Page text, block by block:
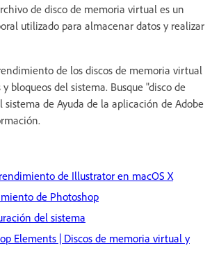
de disco de memoria virtual es un
utilizado para almacenar datos y realizar
de los discos de memoria virtual
bloqueos del sistema. Busque "disco de
de Ayuda de la aplicación de Adobe
de Illustrator en macOS X
de Photoshop
del sistema
Elements | Discos de memoria virtual y